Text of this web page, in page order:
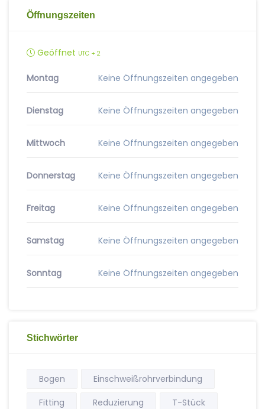
Öffnungszeiten
Geöffnet UTC + 2
Montag Keine Öffnungszeiten angegeben
Dienstag Keine Öffnungszeiten angegeben
Mittwoch Keine Öffnungszeiten angegeben
Donnerstag Keine Öffnungszeiten angegeben
Freitag Keine Öffnungszeiten angegeben
Samstag Keine Öffnungszeiten angegeben
Sonntag Keine Öffnungszeiten angegeben
Stichwörter
Bogen
Einschweißrohrverbindung
Fitting
Reduzierung T-Stück